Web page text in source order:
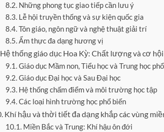
Những phong tục giao tiếp cần lưu ý
Lễ hội truyền thống và sự kiện quốc gia
Tôn giáo, ngôn ngữ và nghệ thuật giải trí
Ẩm thực đa dạng hương vị
Hệ thống giáo dục Hoa Kỳ: Chất lượng và cơ hội
Giáo dục Mầm non, Tiểu học và Trung học
Giáo dục Đại học và Sau Đại học
Hệ thống chấm điểm và môi trường học tập
Các loại hình trường học phổ biến
Khí hậu và thời tiết đa dạng khắp các vùng
Miền Bắc và Trung: Khí hậu ôn đới